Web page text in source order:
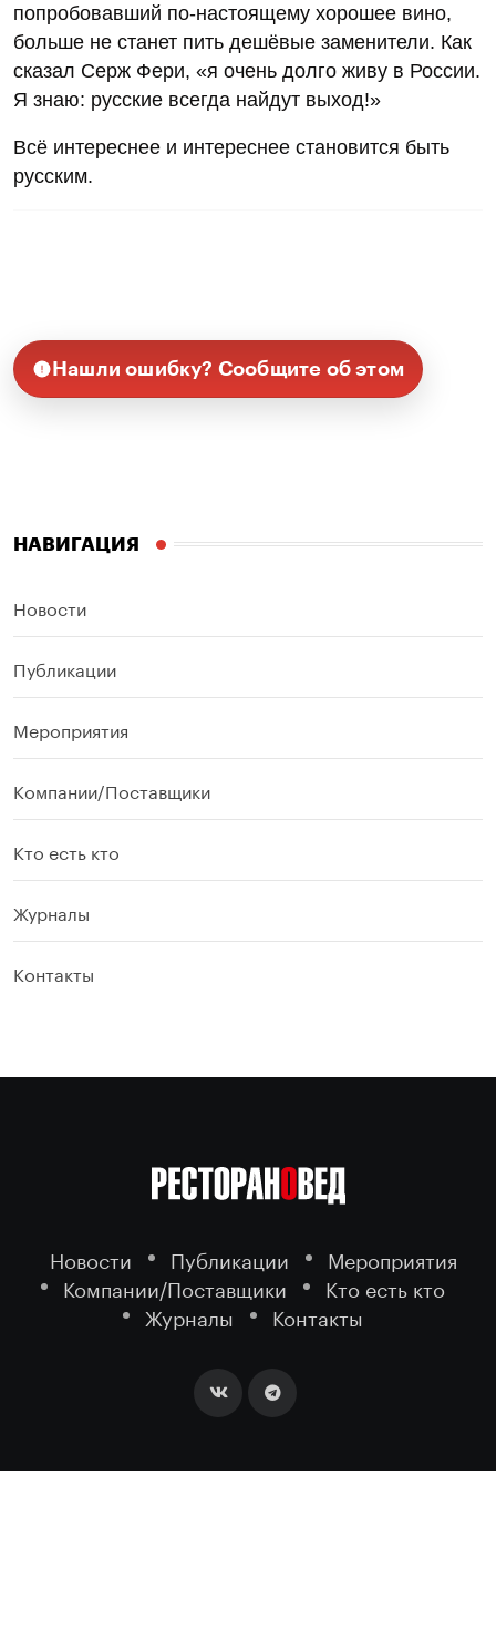
попробовавший по-настоящему хорошее вино,
больше не станет пить дешёвые заменители. Как
сказал Серж Фери, «я очень долго живу в России.
Я знаю: русские всегда найдут выход!»
Всё интереснее и интереснее становится быть
русским.
Нашли ошибку? Сообщите об этом
НАВИГАЦИЯ
Новости
Публикации
Мероприятия
Компании/Поставщики
Кто есть кто
Журналы
Контакты
Новости Публикации
Мероприятия
Компании/Поставщики
Кто есть кто
Журналы
Контакты